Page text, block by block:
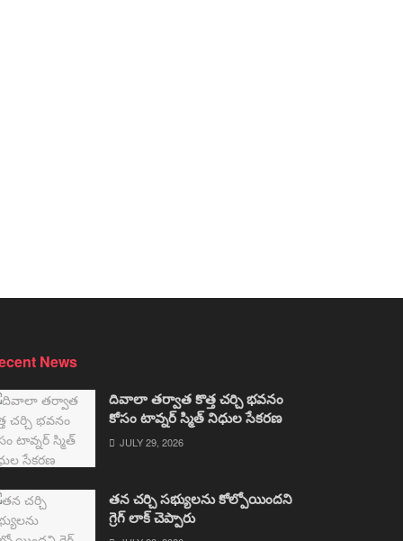
News
దివాలా తర్వాత కొత్త చర్చి భవనం
కోసం టావ్నర్ స్మిత్ నిధుల సేకరణ
JULY 29, 2026
తన చర్చి సభ్యులను కోల్పోయిందని
గ్రెగ్ లాక్ చెప్పారు